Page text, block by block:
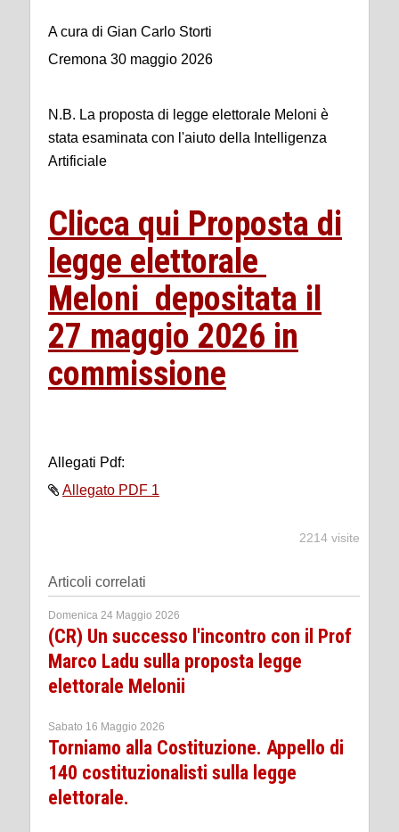
A cura di Gian Carlo Storti
Cremona 30 maggio 2026
N.B. La proposta di legge elettorale Meloni è
stata esaminata con l'aiuto della Intelligenza
Artificiale
Clicca qui Proposta di
legge elettorale
Meloni depositata il
27 maggio 2026 in
commissione
Allegati Pdf:
Allegato PDF 1
2214 visite
Articoli correlati
Domenica 24 Maggio 2026
(CR) Un successo l'incontro con il Prof
Marco Ladu sulla proposta legge
elettorale Melonii
Sabato 16 Maggio 2026
Torniamo alla Costituzione. Appello di
140 costituzionalisti sulla legge
elettorale.